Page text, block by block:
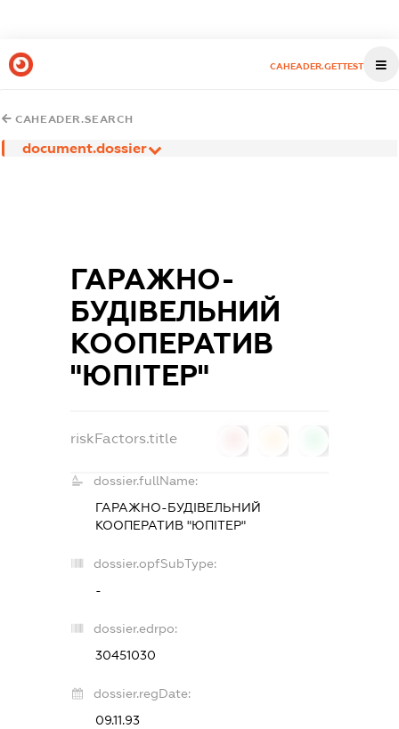
CAHEADER.GETTEST
CAHEADER.SEARCH
document.dossier
ГАРАЖНО-
БУДІВЕЛЬНИЙ
КООПЕРАТИВ
"ЮПІТЕР"
riskFactors.title
dossier.fullName:
ГАРАЖНО-БУДІВЕЛЬНИЙ
КООПЕРАТИВ "ЮПІТЕР"
dossier.opfSubType:
-
dossier.edrpo:
30451030
dossier.regDate:
09.11.93